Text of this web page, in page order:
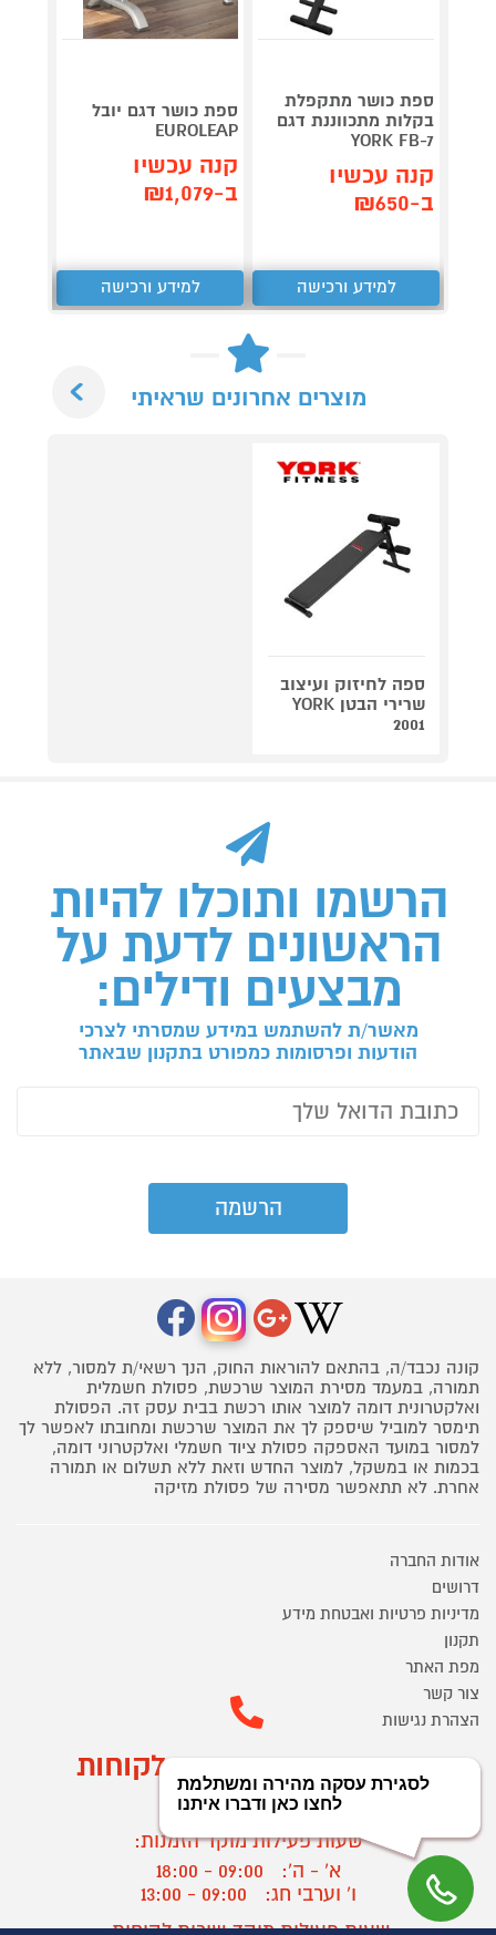
ספת כושר מתקפלת
בקלות מתכווננת דגם
YORK FB-7
קנה עכשיו
ב-₪650
למידע ורכישה
ספת כושר דגם יובל
EUROLEAP
קנה עכשיו
ב-₪1,079
למידע ורכישה
מוצרים אחרונים שראיתי
ספה לחיזוק ועיצוב
שרירי הבטן YORK
2001
הרשמו ותוכלו להיות
הראשונים לדעת על
מבצעים ודילים:
מאשר/ת להשתמש במידע שמסרתי לצרכי
הודעות ופרסומות כמפורט בתקנון שבאתר
קונה נכבד/ה, בהתאם להוראות החוק, הנך רשאי/ת למסור, ללא
תמורה, במעמד מסירת המוצר שרכשת, פסולת חשמלית
ואלקטרונית דומה למוצר אותו רכשת בבית עסק זה. הפסולת
תימסר למוביל שיספק לך את המוצר שרכשת ומחובתו לאפשר לך
למסור במועד האספקה פסולת ציוד חשמלי ואלקטרוני דומה,
בכמות או במשקל, למוצר החדש וזאת ללא תשלום או תמורה
אחרת. לא תתאפשר מסירה של פסולת מזיקה
אודות החברה
דרושים
מדיניות פרטיות ואבטחת מידע
תקנון
מפת האתר
צור קשר
הצהרת נגישות
מוקד הזמנות ושירות לקוחות
03-9545370
שעות פעילות מוקד הזמנות:
א' - ה':
09:00 - 18:00
ו' וערבי חג:
09:00 - 13:00